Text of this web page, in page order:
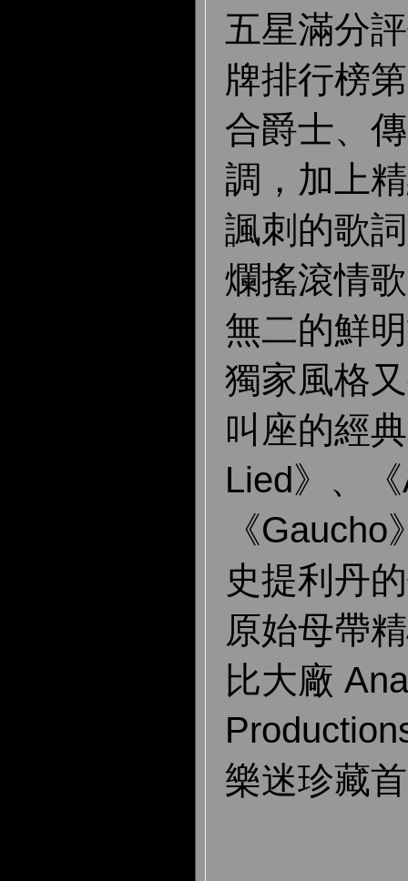
五星滿分
牌排行榜
合爵士、
調，加上
諷刺的歌
爛搖滾情
無二的鮮
獨家風格
叫座的經
Lied》、
《
史提利丹
原始母帶
比大廠
樂迷珍藏